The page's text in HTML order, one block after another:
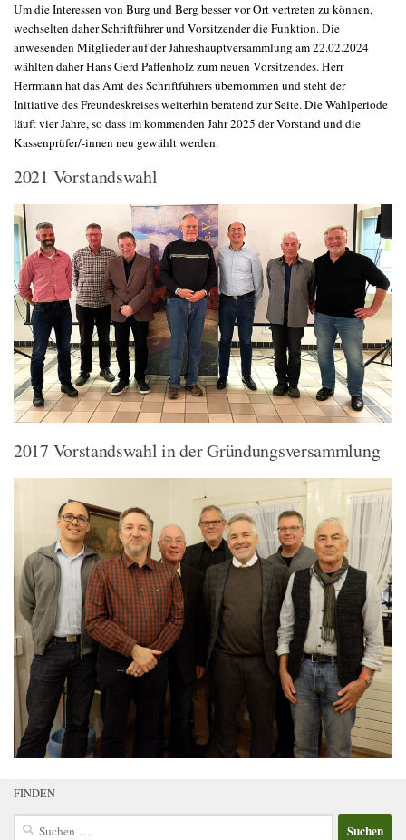
Um die Interessen von Burg und Berg besser vor Ort vertreten zu können,
wechselten daher Schriftführer und Vorsitzender die Funktion. Die
anwesenden Mitglieder auf der Jahreshauptversammlung am 22.02.2024
wählten daher Hans Gerd Paffenholz zum neuen Vorsitzendes. Herr
Herrmann hat das Amt des Schriftführers übernommen und steht der
Initiative des Freundeskreises weiterhin beratend zur Seite. Die Wahlperiode
läuft vier Jahre, so dass im kommenden Jahr 2025 der Vorstand und die
Kassenprüfer/-innen neu gewählt werden.
2021 Vorstandswahl
2017 Vorstandswahl in der Gründungsversammlung
FINDEN
Suchen